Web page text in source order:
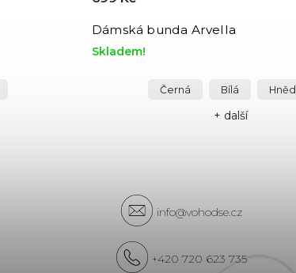
Dámská bunda Arvella
Skladem!
Černá Bílá
+ další
info@vohodse.cz
+420 720 623 735